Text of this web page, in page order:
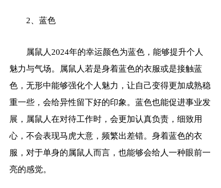
2、蓝色
属鼠人2024年的幸运颜色为蓝色，能够提升个人
魅力与气场。属鼠人若是身着蓝色的衣服或是接触蓝
色，无形中能够强化个人魅力，让自己变得更加成熟稳
重一些，会给异性留下好的印象。蓝色也能促进事业发
展，属鼠人在对待工作时，会更加认真负责，细致用
心，不会表现马虎大意，频繁出差错。身着蓝色的衣
服，对于单身的属鼠人而言，也能够会给人一种眼前一
亮的感觉。